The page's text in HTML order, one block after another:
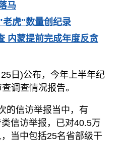
马
老虎"数量创纪录
内蒙提前完成年度反贪
日)公布，今年上半年纪
调查情况报告。
的信访举报当中，有
信访举报，已对40.5万
当中包括25名省部级干